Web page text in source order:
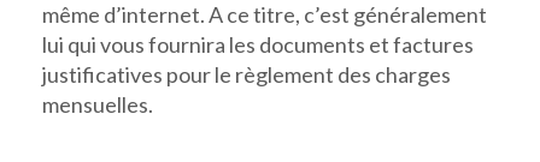
même d’internet. A ce titre, c’est généralement
lui qui vous fournira les documents et factures
justificatives pour le règlement des charges
mensuelles.